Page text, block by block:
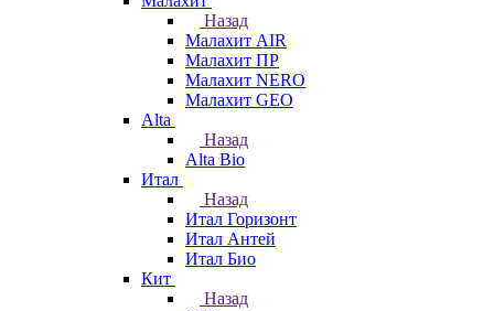
Назад
Малахит AIR
Малахит ПР
Малахит NERO
Малахит GEO
Alta
Назад
Alta Bio
Итал
Назад
Итал Горизонт
Итал Антей
Итал Био
Кит
Назад